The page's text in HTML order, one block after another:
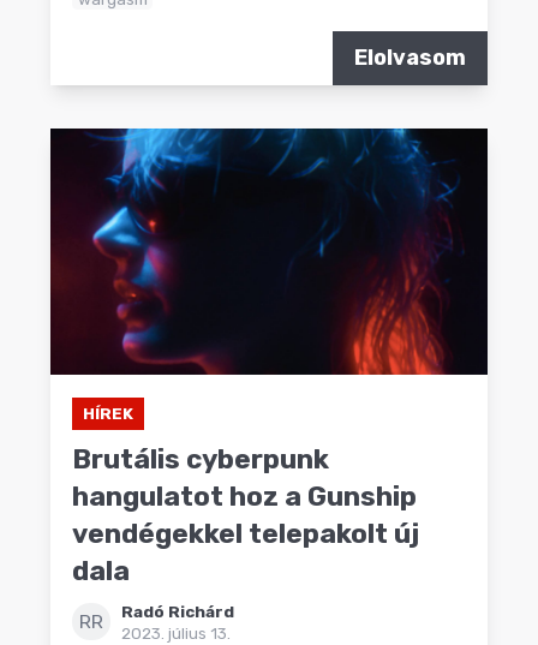
Elolvasom
HÍREK
Brutális cyberpunk
hangulatot hoz a Gunship
vendégekkel telepakolt új
dala
RR
Radó Richárd
2023. július 13.